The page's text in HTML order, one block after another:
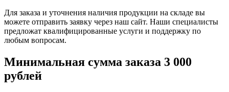
Для заказа и уточнения наличия продукции на складе вы
можете отправить заявку через наш сайт. Наши специалисты
предложат квалифицированные услуги и поддержку по
любым вопросам.
Минимальная сумма заказа 3 000
рублей